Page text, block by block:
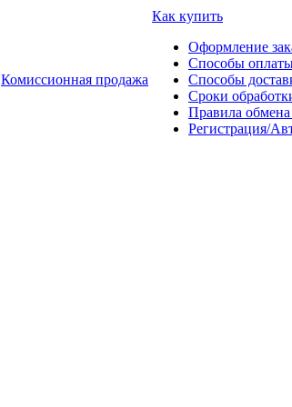
Комиссионная продажа
Как купить
Оформление
Способы
Способы
Сроки
Правила обмена
Регистрация/